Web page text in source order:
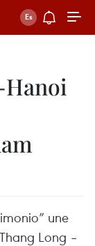
une
Long –